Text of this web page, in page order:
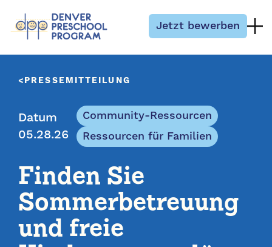
Jetzt bewerben
PRESSEMITTEILUNG
Datum
05.28.26
Community-Ressourcen
Ressourcen für Familien
Finden Sie
Sommerbetreuung
und freie